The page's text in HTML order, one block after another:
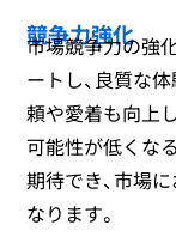
競争力強化
市場競争力の強
ートし、良質な
頼や愛着も向上
可能性が低くな
期待でき、市場
なります。